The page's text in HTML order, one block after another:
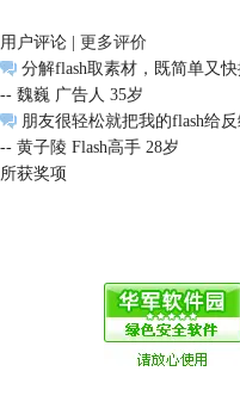
用户评论 | 更多评价
分解flash取素材，既简单又快
-- 魏巍 广告人 35岁
朋友很轻松就把我的flash给
-- 黄子陵 Flash高手 28岁
所获奖项